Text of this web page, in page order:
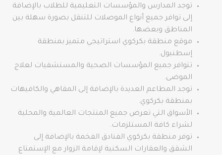
توجد المدارس والمؤسسات التعليمية للطلاب بالإضافة
إلى توافر جميع أنواع الموصلات للتنقل بصورة سهلة بين
المناطق وبعضها.
موقع منطقة بكركوي استراتيجي متميز بمنطقة
إسطنبول.
تتوافر جميع المؤسسات الصحية والمستشفيات لعلاج
الموضى.
توجد المطاعم العديدة بالإضافة إلى المقاهي والكافيهات
بمنطقة بكركوي.
الأسواق التي تعرض جميع المنتجات العالمية والمحلية
لشراء كافة المستلزمات.
توفر منطقة بكركوي الفنادق الفخمة بالإضافة إلى
الشقق والعقارات السكنية لإقامة الزوار مع الإستمتاع